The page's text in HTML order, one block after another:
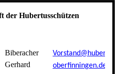
der Hubertusschützen
Biberacher
Gerhard
Vorstand@hubertus-
oberfinningen.de